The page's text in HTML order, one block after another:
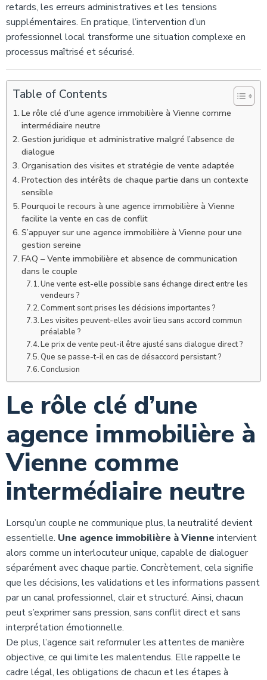
retards, les erreurs administratives et les tensions
supplémentaires. En pratique, l’intervention d’un
professionnel local transforme une situation complexe en
processus maîtrisé et sécurisé.
Table of Contents
Le rôle clé d’une agence immobilière à Vienne comme
intermédiaire neutre
Gestion juridique et administrative malgré l’absence de
dialogue
Organisation des visites et stratégie de vente adaptée
Protection des intérêts de chaque partie dans un contexte
sensible
Pourquoi le recours à une agence immobilière à Vienne
facilite la vente en cas de conflit
S’appuyer sur une agence immobilière à Vienne pour une
gestion sereine
FAQ – Vente immobilière et absence de communication
dans le couple
Une vente est-elle possible sans échange direct entre les
vendeurs ?
Comment sont prises les décisions importantes ?
Les visites peuvent-elles avoir lieu sans accord commun
préalable ?
Le prix de vente peut-il être ajusté sans dialogue direct ?
Que se passe-t-il en cas de désaccord persistant ?
Conclusion
Le rôle clé d’une
agence immobilière à
Vienne comme
intermédiaire neutre
Lorsqu’un couple ne communique plus, la neutralité devient
essentielle. Une agence immobilière à Vienne intervient
alors comme un interlocuteur unique, capable de dialoguer
séparément avec chaque partie. Concrètement, cela signifie
que les décisions, les validations et les informations passent
par un canal professionnel, clair et structuré. Ainsi, chacun
peut s’exprimer sans pression, sans conflit direct et sans
interprétation émotionnelle.
De plus, l’agence sait reformuler les attentes de manière
objective, ce qui limite les malentendus. Elle rappelle le
cadre légal, les obligations de chacun et les étapes à